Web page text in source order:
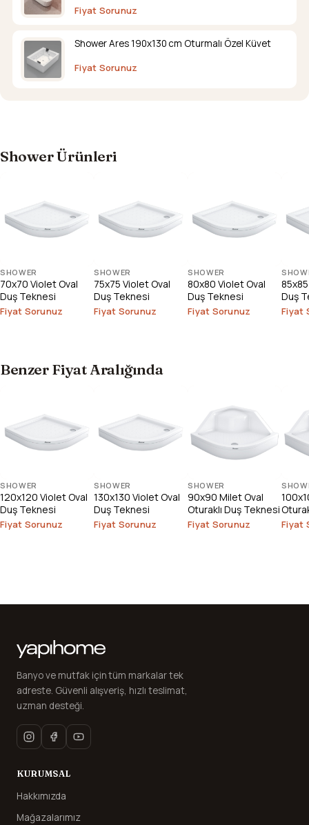
Fiyat Sorunuz
Shower Ares 190x130 cm Oturmalı Özel Küvet
Fiyat Sorunuz
Shower Ürünleri
SHOWER
70x70 Violet Oval
Duş Teknesi
Fiyat Sorunuz
SHOWER
75x75 Violet Oval
Duş Teknesi
Fiyat Sorunuz
SHOWER
80x80 Violet Oval
Duş Teknesi
Fiyat Sorunuz
Duş
Fiyat
Benzer Fiyat Aralığında
SHOWER
120x120 Violet Oval
Duş Teknesi
Fiyat Sorunuz
SHOWER
130x130 Violet Oval
Duş Teknesi
Fiyat Sorunuz
SHOWER
90x90 Milet Oval
Oturaklı Duş Teknesi
Fiyat Sorunuz Fiyat
Banyo ve mutfak için tüm markalar tek
adreste. Güvenli alışveriş, hızlı teslimat,
uzman desteği.
KURUMSAL
Hakkımızda
Mağazalarımız